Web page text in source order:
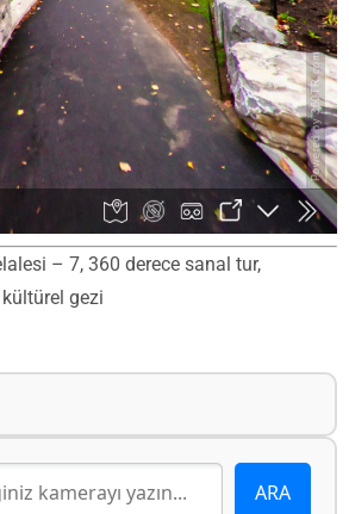
– 7, 360 derece sanal tur,
gezi